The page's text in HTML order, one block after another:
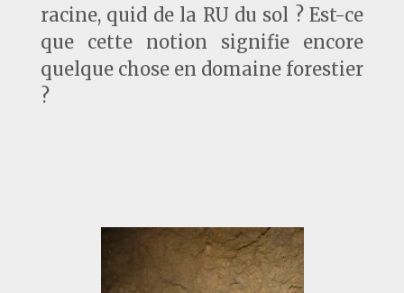
racine, quid de la RU du sol ? Est-ce
que cette notion signifie encore
quelque chose en domaine forestier
?